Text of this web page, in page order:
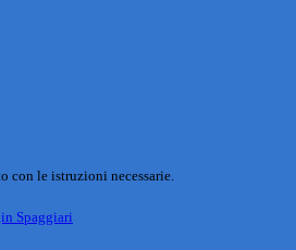
con le istruzioni necessarie.
Spaggiari